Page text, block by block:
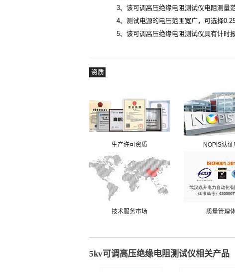
3、该可调高压绝缘电阻测试仪电阻测量
4、测试电源的电压范围宽广，可选择
5、该可调高压绝缘电阻测试仪具有计时
资质
生产许可资质 NOPIS认证
技术服务市场 质量管理
5kv可调高压绝缘电阻测试仪相关产品